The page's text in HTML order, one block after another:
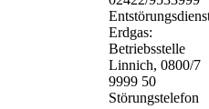
Erdgas:
Betriebsstelle
Linnich, 0800/7
9999 50
Störungstelefon